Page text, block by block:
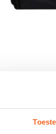
romp-
het hoofd